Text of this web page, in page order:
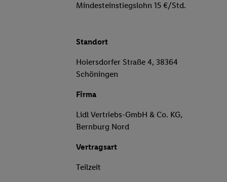
Mindesteinstiegslohn 15 €/Std.
Standort
Hoiersdorfer Straße 4, 38364
Schöningen
Firma
Lidl Vertriebs-GmbH & Co. KG,
Bernburg Nord
Vertragsart
Teilzeit